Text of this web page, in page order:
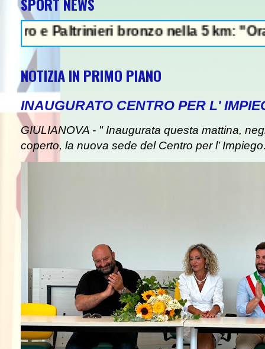
bronzo nella 5 km: "Ora ci
NOTIZIA IN PRIMO PIANO
INAUGURATO CENTRO PER L'
GIULIANOVA - " Inaugurata questa mattina,
coperto, la nuova sede del Centro per l’